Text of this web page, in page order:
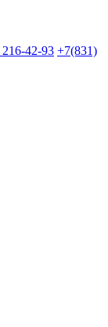
216-42-93 +7(831)